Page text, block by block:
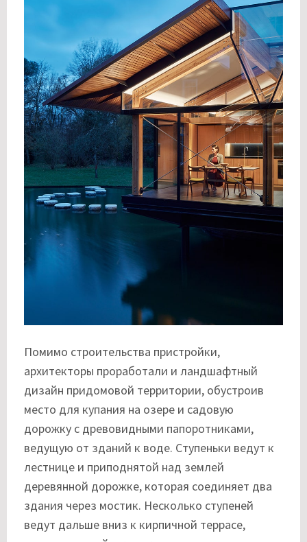
Помимо строительства пристройки,
архитекторы проработали и ландшафтный
дизайн придомовой территории, обустроив
место для купания на озере и садовую
дорожку с древовидными папоротниками,
ведущую от зданий к воде. Ступеньки ведут к
лестнице и приподнятой над землей
деревянной дорожке, которая соединяет два
здания через мостик. Несколько ступеней
ведут дальше вниз к кирпичной террасе,